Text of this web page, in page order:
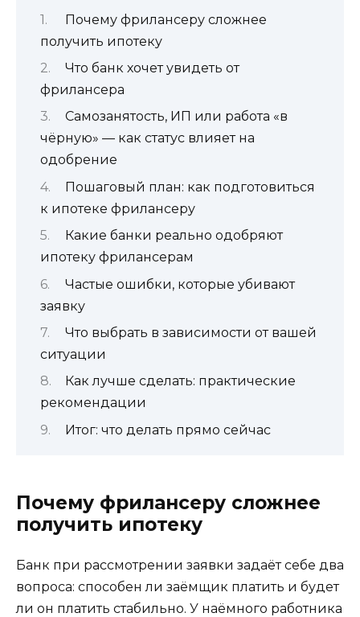
Почему фрилансеру сложнее
получить ипотеку
Что банк хочет увидеть от
фрилансера
Самозанятость, ИП или работа «в
чёрную» — как статус влияет на
одобрение
Пошаговый план: как подготовиться
к ипотеке фрилансеру
Какие банки реально одобряют
ипотеку фрилансерам
Частые ошибки, которые убивают
заявку
Что выбрать в зависимости от вашей
ситуации
Как лучше сделать: практические
рекомендации
Итог: что делать прямо сейчас
Почему фрилансеру сложнее
получить ипотеку
Банк при рассмотрении заявки задаёт себе два
вопроса: способен ли заёмщик платить и будет
ли он платить стабильно. У наёмного работника